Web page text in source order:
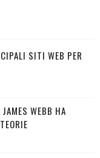
SITI WEB PER
WEBB HA